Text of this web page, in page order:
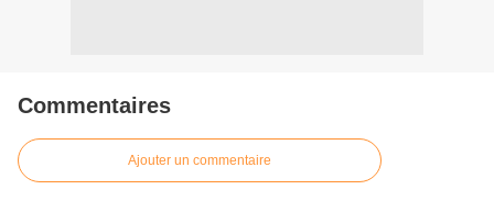
Commentaires
Ajouter un commentaire